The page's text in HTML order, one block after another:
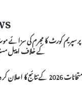
سپریم کورٹ کا مجرم کی سزائے
کے خلاف اپیل
کر دیا